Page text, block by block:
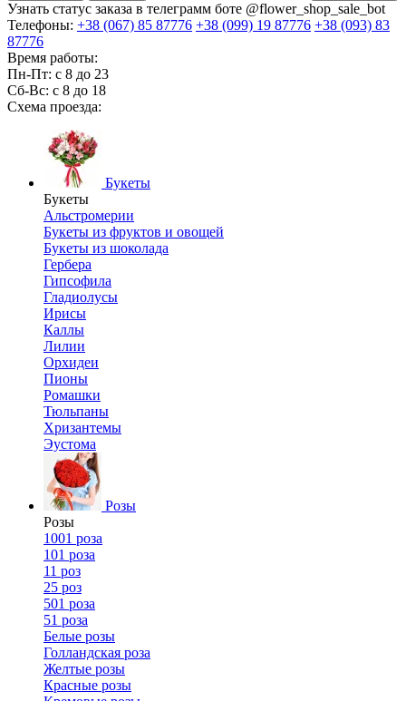
Узнать статус заказа в телеграмм боте @flower_shop_sale_bot
Телефоны: +38 (067) 85 87776 +38 (099) 19 87776 +38 (093) 83
87776
Время работы:
Пн-Пт: с 8 до 23
Сб-Вс: с 8 до 18
Схема проезда:
Букеты
Букеты
Альстромерии
Букеты из фруктов и овощей
Букеты из шоколада
Гербера
Гипсофила
Гладиолусы
Ирисы
Каллы
Лилии
Орхидеи
Пионы
Ромашки
Тюльпаны
Хризантемы
Эустома
Розы
Розы
1001 роза
101 роза
11 роз
25 роз
501 роза
51 роза
Белые розы
Голландская роза
Желтые розы
Красные розы